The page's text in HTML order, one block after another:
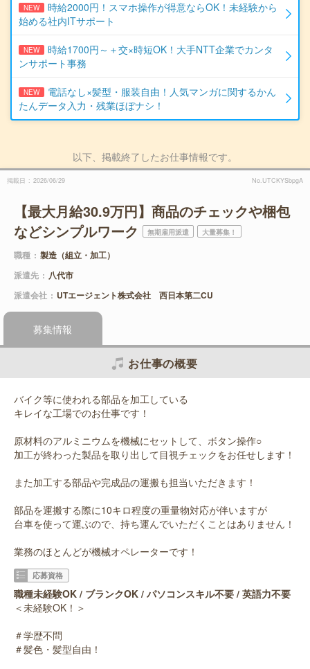
NEW
時給2000円！スマホ操作が得意ならOK！未経験から
始める社内ITサポート
NEW
時給1700円～＋交×時短OK！大手NTT企業でカンタ
ンサポート事務
NEW
電話なし×髪型・服装自由！人気マンガに関するかん
たんデータ入力・残業ほぼナシ！
以下、掲載終了したお仕事情報です。
掲載日 2026/06/29 No.UTCKYSbpgA
【最大月給30.9万円】商品のチェックや梱包
などシンプルワーク
無期雇用派遣 大量募集！
職種
製造（組立・加工）
派遣先
八代市
派遣会社
UTエージェント株式会社 西日本第二CU
募集情報
お仕事の概要
バイク等に使われる部品を加工している
キレイな工場でのお仕事です！
原材料のアルミニウムを機械にセットして、ボタン操作○
加工が終わった製品を取り出して目視チェックをお任せします！
また加工する部品や完成品の運搬も担当いただきます！
部品を運搬する際に10キロ程度の重量物対応が伴いますが
台車を使って運ぶので、持ち運んでいただくことはありません！
業務のほとんどが機械オペレーターです！
応募資格
職種未経験OK / ブランクOK / パソコンスキル不要 / 英語力不要
＜未経験OK！＞
＃学歴不問
＃髪色・髪型自由！